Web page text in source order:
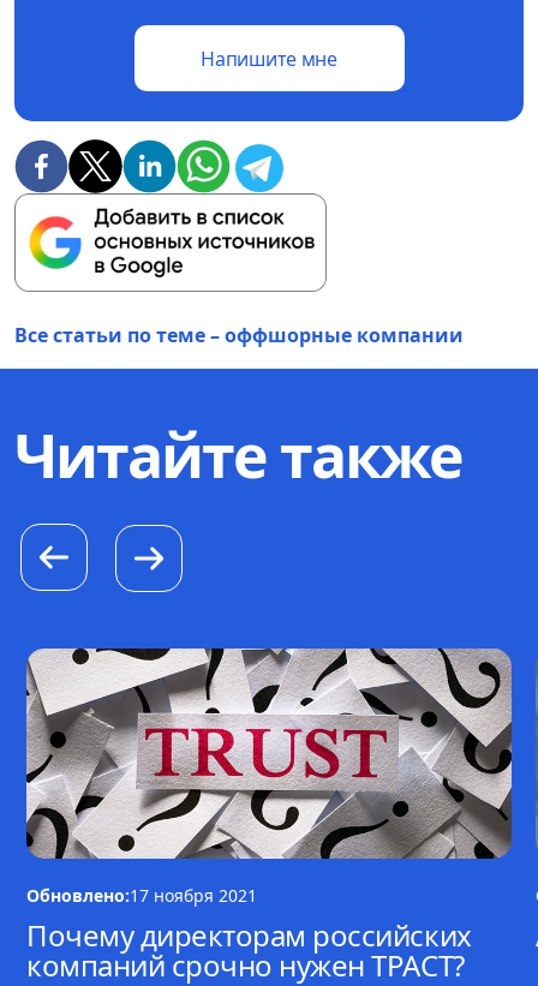
Напишите мне
Все статьи по теме – оффшорные компании
Читайте также
Обновлено:17 ноября 2021
Почему директорам российских
компаний срочно нужен ТРАСТ?